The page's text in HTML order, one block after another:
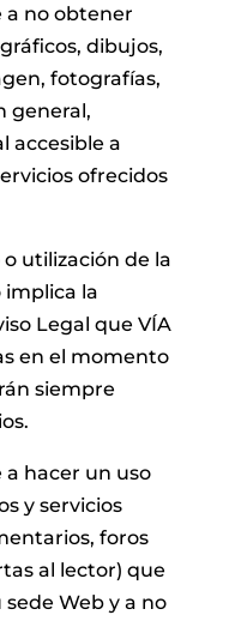
a no obtener
dibujos,
fotografías,
general,
accesible a
ofrecidos
utilización de la
la
Legal que VÍA
en el momento
siempre
hacer un uso
y servicios
foros
al lector) que
sede Web y a no